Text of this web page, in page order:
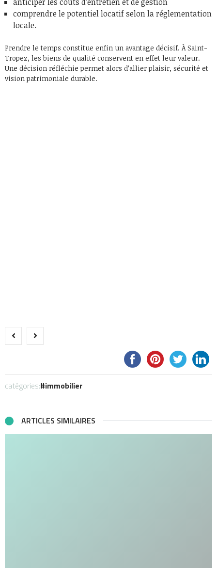
comprendre le potentiel locatif selon la réglementation
locale.
Prendre le temps constitue enfin un avantage décisif. À Saint-
Tropez, les biens de qualité conservent en effet leur valeur.
Une décision réfléchie permet alors d’allier plaisir, sécurité et
vision patrimoniale durable.
catégories: immobilier
ARTICLES SIMILAIRES